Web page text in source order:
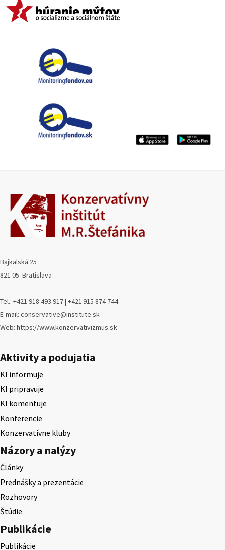
Bajkalská 25
821 05 Bratislava
Tel.: +421 918 493 917 | +421 915 874 744
E-mail: conservative@institute.sk
Web: https://www.konzervativizmus.sk
Aktivity a podujatia
KI informuje
KI pripravuje
KI komentuje
Konferencie
Konzervatívne kluby
Názory a nalýzy
Články
Prednášky a prezentácie
Rozhovory
Štúdie
Publikácie
Publikácie